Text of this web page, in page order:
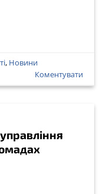
, Новини
Коментувати